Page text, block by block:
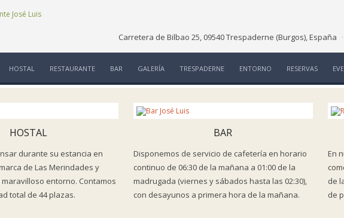
Carretera de Bilbao 25, 09540 Trespaderne (Burgos), España ·
HOSTAL RESTAURANTE BAR GALERÍA TRESPADERNE ENTORNO RESERVAS
HOSTAL
durante su estancia en
de Las Merindades y
entorno. Contamos
total de 44 plazas.
BAR
Disponemos de servicio de cafetería en horario
continuo de 06:30 de la mañana a 01:00 de la
madrugada (viernes y sábados hasta las 02:30),
con desayunos a primera hora de la mañana.
En
de
de